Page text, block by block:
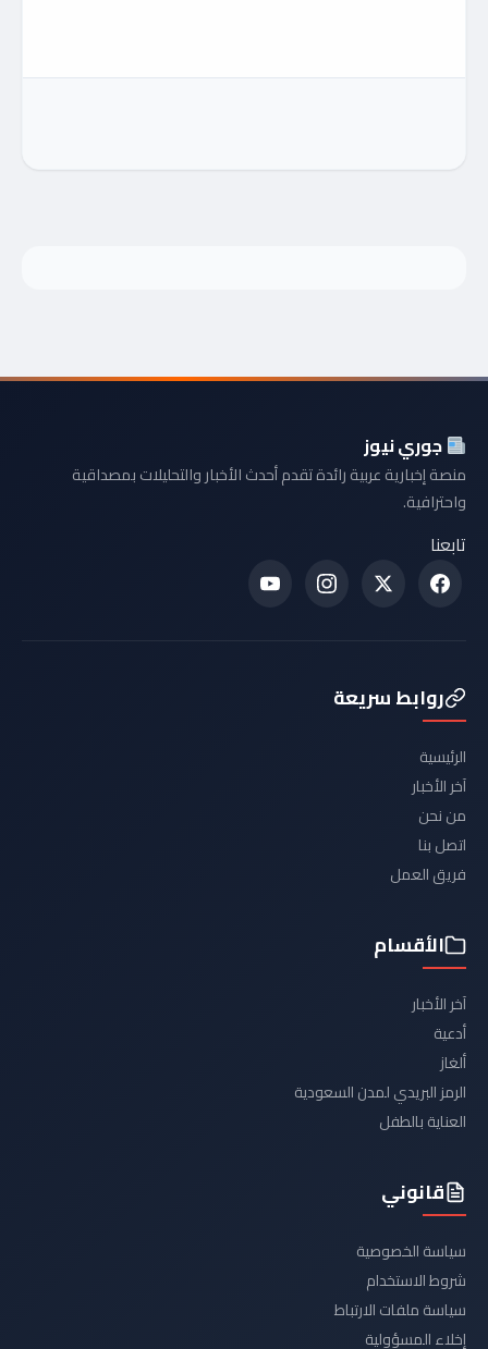
جوري نيوز
منصة إخبارية عربية رائدة تقدم أحدث الأخبار والتحليلات بمصداقية
واحترافية.
تابعنا
روابط سريعة
الرئيسية
آخر الأخبار
من نحن
اتصل بنا
فريق العمل
الأقسام
آخر الأخبار
أدعية
ألغاز
الرمز البريدي لمدن السعودية
العناية بالطفل
قانوني
سياسة الخصوصية
شروط الاستخدام
سياسة ملفات الارتباط
إخلاء المسؤولية